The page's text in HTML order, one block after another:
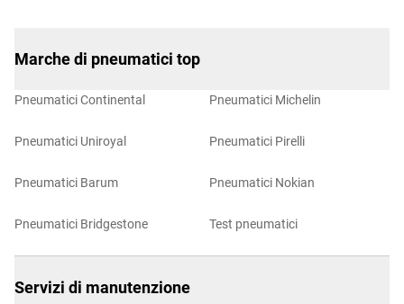
Marche di pneumatici top
Pneumatici Continental
Pneumatici Uniroyal
Pneumatici Barum
Pneumatici Bridgestone
Pneumatici Michelin
Pneumatici Pirelli
Pneumatici Nokian
Test pneumatici
Servizi di manutenzione